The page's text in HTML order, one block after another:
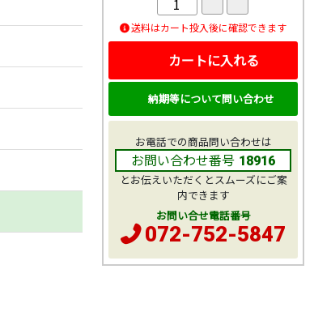
送料はカート投入後に確認できます
カートに入れる
納期等について問い合わせ
お電話での商品問い合わせは
お問い合わせ番号 18916
とお伝えいただくとスムーズにご案
内できます
お問い合せ電話番号
072-752-5847